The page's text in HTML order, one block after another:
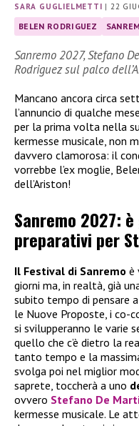
SARA GUGLIELMETTI |22
BELEN RODRIGUEZ
Sanremo 2027, Stefano
Rodriguez sul palco
Mancano ancora circa
l’annuncio di qualche
per la prima volta nella
kermesse musicale, non
davvero clamorosa: il
vorrebbe l’ex moglie,
dell’Ariston!
Sanremo 2027:
preparativi per
Il Festival di Sanremo è
giorni ma, in realtà, già
subito tempo di pensare
le Nuove Proposte, i co-
si svilupperanno le varie
quello che c’è dietro la
tanto tempo e la
svolga poi nel miglior
saprete, toccherà a uno
ovvero Stefano De
kermesse musicale. Le